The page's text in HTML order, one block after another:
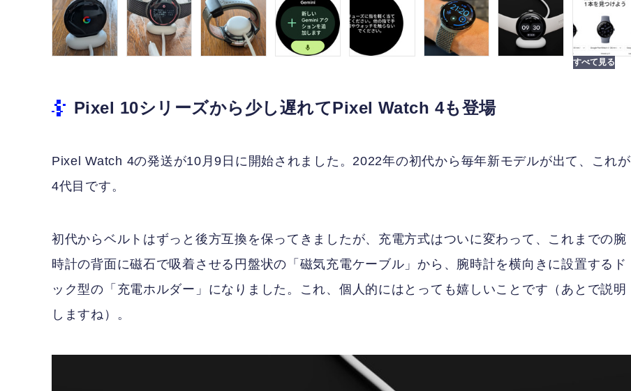
Pixel 10シリーズから少し遅れてPixel Watch 4も登場
Pixel Watch 4の発送が10月9日に開始されました。2022年の初代から毎年新モデルが出て、これが
4代目です。
初代からベルトはずっと後方互換を保ってきましたが、充電方式はついに変わって、これまでの腕
時計の背面に磁石で吸着させる円盤状の「磁気充電ケーブル」から、腕時計を横向きに設置するド
ック型の「充電ホルダー」になりました。これ、個人的にはとっても嬉しいことです（あとで説明
しますね）。